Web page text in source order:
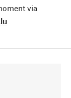
via